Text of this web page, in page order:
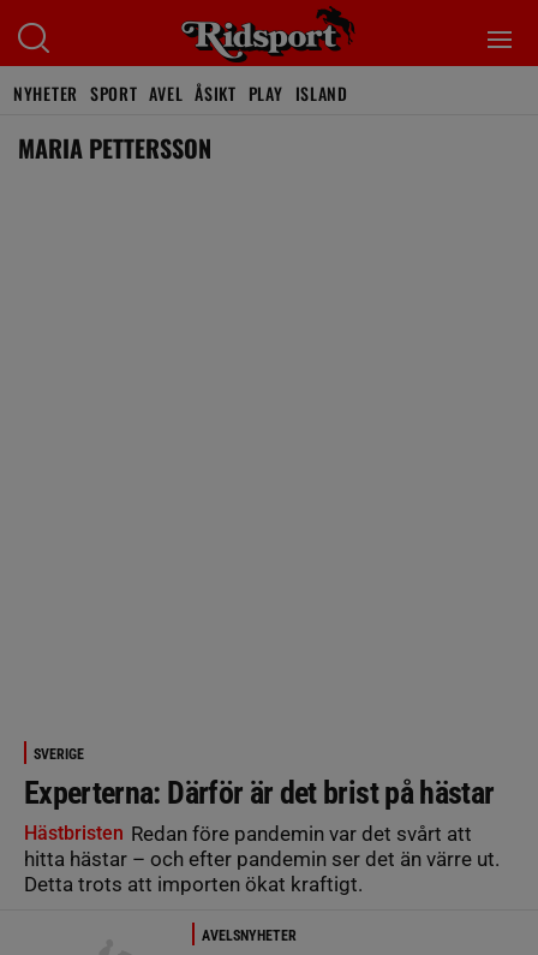
NYHETER SPORT AVEL ÅSIKT PLAY ISLAND
MARIA PETTERSSON
SVERIGE
Experterna: Därför är det brist på hästar
Hästbristen Redan före pandemin var det svårt att
hitta hästar – och efter pandemin ser det än värre ut.
Detta trots att importen ökat kraftigt.
AVELSNYHETER